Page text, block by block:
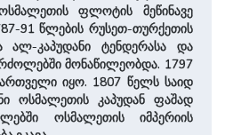
ფლოტის მეწინავე
91 წლების რუსეთ-თურქეთის
კაპუდანი ტენდერასა და
მონაწილეობდა. 1797
იყო. 1807 წელს საიდ
ოსმალეთის კაპუდან ფაშად
ოსმალეთის იმპერიის